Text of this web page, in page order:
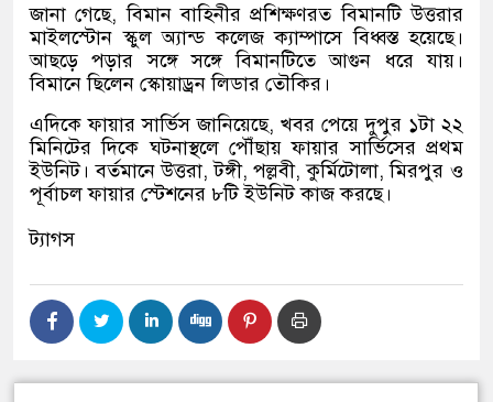
জানা গেছে, বিমান বাহিনীর প্রশিক্ষণরত বিমানটি উত্তরার
মাইলস্টোন স্কুল অ্যান্ড কলেজ ক্যাম্পাসে বিধ্বস্ত হয়েছে।
আছড়ে পড়ার সঙ্গে সঙ্গে বিমানটিতে আগুন ধরে যায়।
বিমানে ছিলেন স্কোয়াড্রন লিডার তৌকির।
এদিকে ফায়ার সার্ভিস জানিয়েছে, খবর পেয়ে দুপুর ১টা ২২
মিনিটের দিকে ঘটনাস্থলে পৌঁছায় ফায়ার সার্ভিসের প্রথম
ইউনিট। বর্তমানে উত্তরা, টঙ্গী, পল্লবী, কুর্মিটোলা, মিরপুর ও
পূর্বাচল ফায়ার স্টেশনের ৮টি ইউনিট কাজ করছে।
ট্যাগস